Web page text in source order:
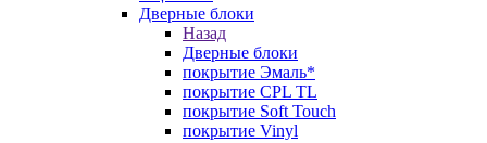
Дверные блоки
Назад
Дверные блоки
покрытие Эмаль*
покрытие CPL TL
покрытие Soft Touch
покрытие Vinyl